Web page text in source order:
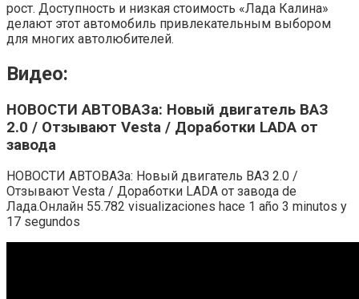
рост. Доступность и низкая стоимость «Лада Калина»
делают этот автомобиль привлекательным выбором
для многих автолюбителей.
Видео:
НОВОСТИ АВТОВАЗа: Новый двигатель ВАЗ
2.0 / Отзывают Vesta / Доработки LADA от
завода
НОВОСТИ АВТОВАЗа: Новый двигатель ВАЗ 2.0 /
Отзывают Vesta / Доработки LADA от завода de
Лада.Онлайн 55.782 visualizaciones hace 1 año 3 minutos y
17 segundos